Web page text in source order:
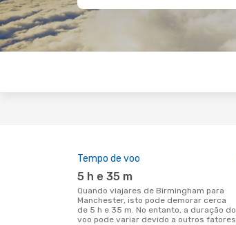
Tempo de voo
5 h e 35 m
Quando viajares de Birmingham para
Manchester, isto pode demorar cerca
de 5 h e 35 m. No entanto, a duração do
voo pode variar devido a outros fatores